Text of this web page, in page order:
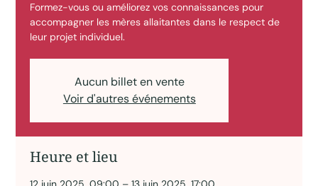
Formez-vous ou améliorez vos connaissances pour
accompagner les mères allaitantes dans le respect de
leur projet individuel.
Aucun billet en vente
Voir d'autres événements
Heure et lieu